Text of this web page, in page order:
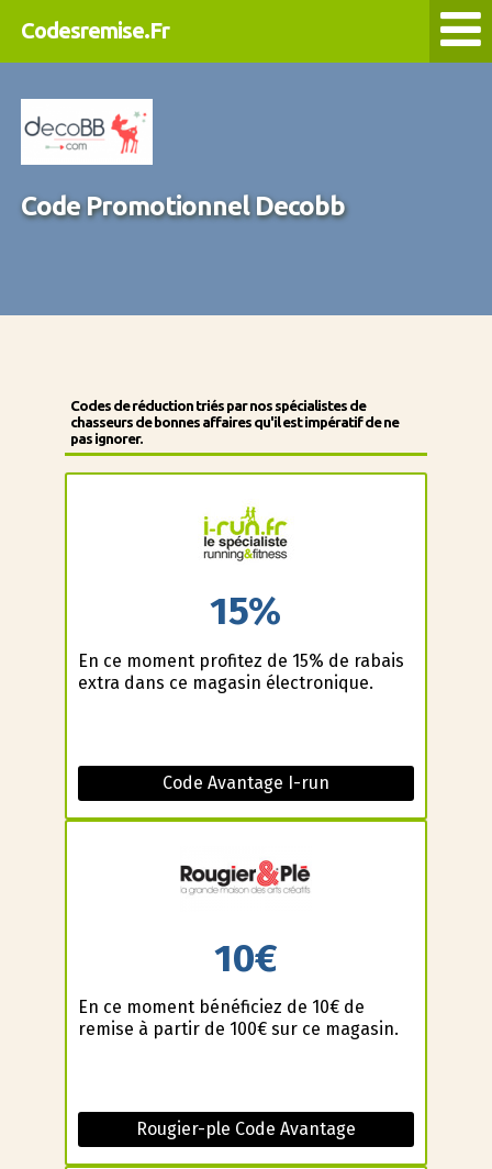
Codesremise.Fr
Code Promotionnel Decobb
Codes de réduction triés par nos spécialistes de
chasseurs de bonnes affaires qu'il est impératif de ne
pas ignorer.
15%
En ce moment profitez de 15% de rabais
extra dans ce magasin électronique.
Code Avantage I-run
10€
En ce moment bénéficiez de 10€ de
remise à partir de 100€ sur ce magasin.
Rougier-ple Code Avantage